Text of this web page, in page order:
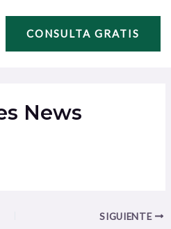
CONSULTA GRATIS
News
SIGUIENTE